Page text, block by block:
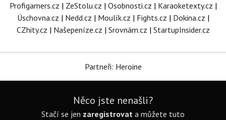
Profigamers.cz | ZeStolu.cz | Osobnosti.cz | Karaoketexty.cz |
Úschovna.cz | Nedd.cz | Moulík.cz | Fights.cz | Dokina.cz |
CZhity.cz | Našepeníze.cz | Srovnám.cz | StartupInsider.cz
Partneři: Heroine
Něco jste nenašli?
Stačí se jen zaregistrovat a můžete tuto